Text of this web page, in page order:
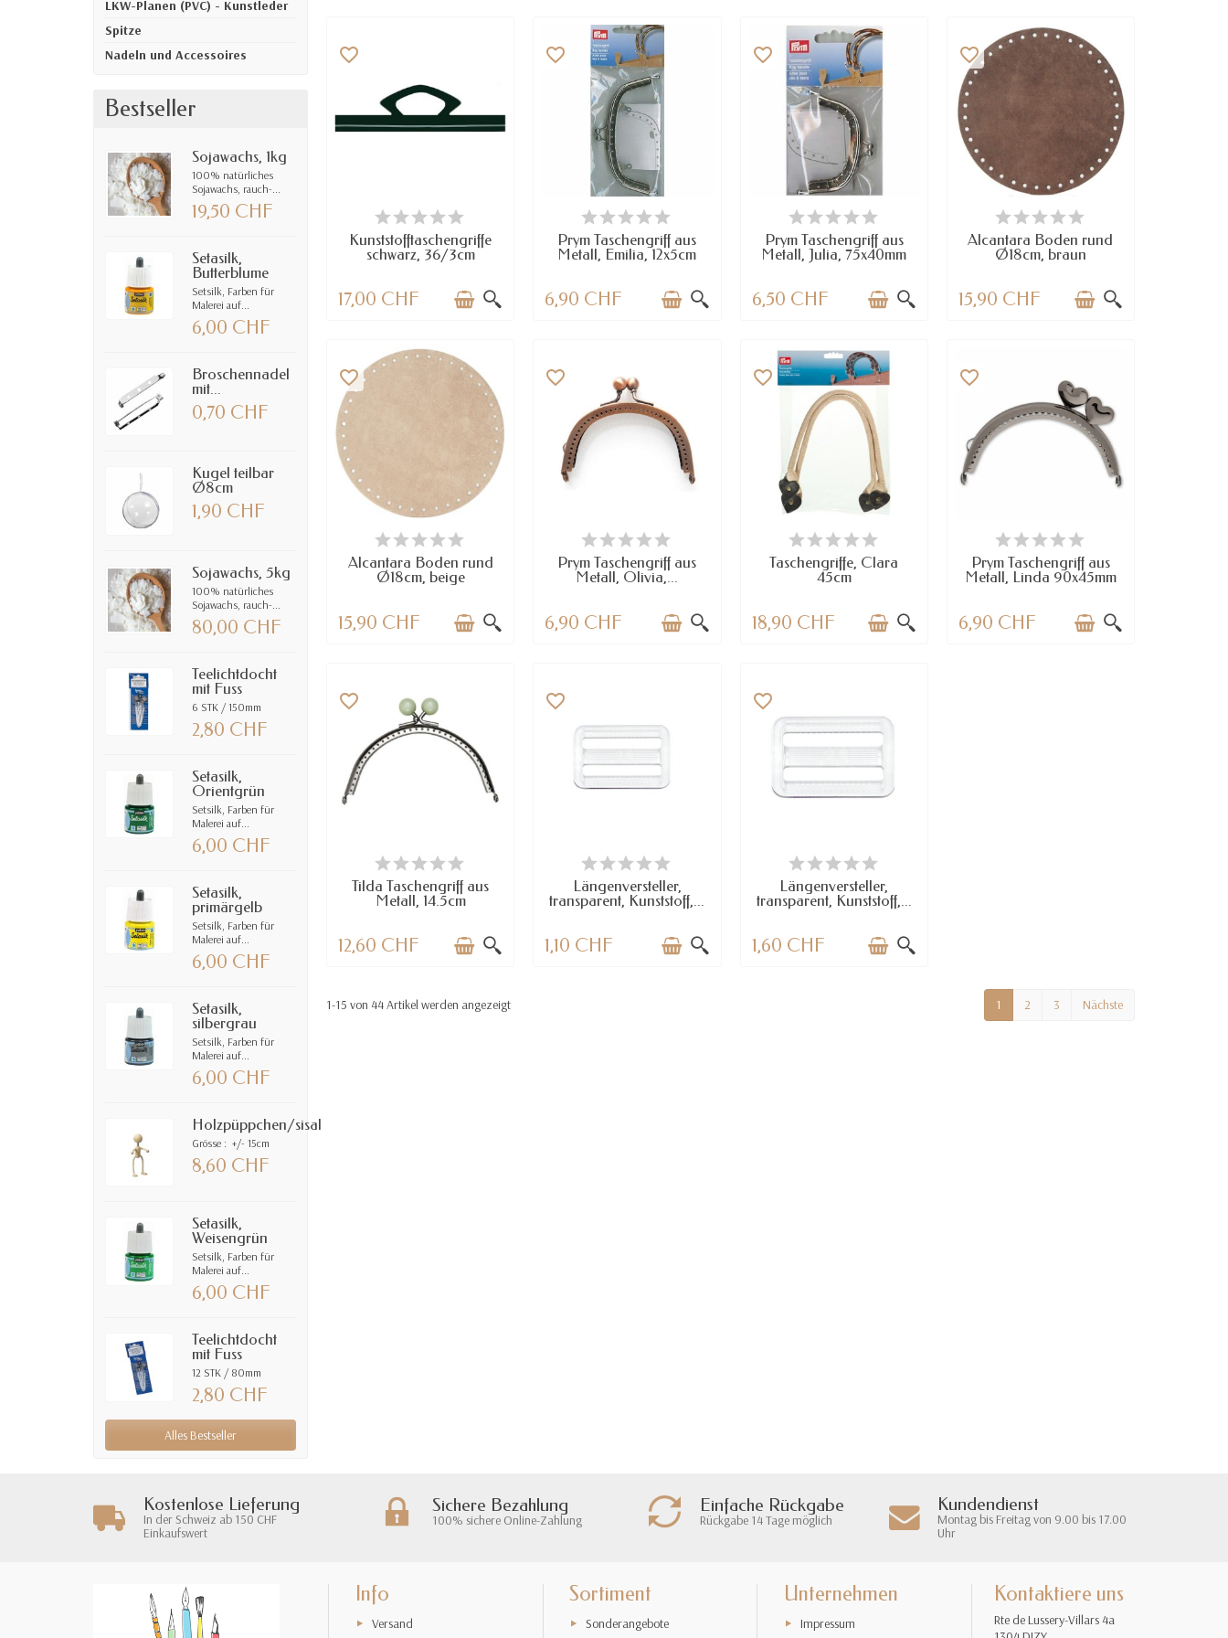
LKW-Planen (PVC) - Kunstleder
Spitze
Nadeln und Accessoires
Bestseller
Sojawachs, 1kg
100% natürliches
Sojawachs, rauch-...
19,50 CHF
Setasilk,
Butterblume
Setsilk, Farben für
Malerei auf...
6,00 CHF
Broschennadel
mit...
0,70 CHF
Kugel teilbar
Ø8cm
1,90 CHF
Sojawachs, 5kg
100% natürliches
Sojawachs, rauch-...
80,00 CHF
Teelichtdocht
mit Fuss
6 STK / 150mm
2,80 CHF
Setasilk,
Orientgrün
Setsilk, Farben für
Malerei auf...
6,00 CHF
Setasilk,
primärgelb
Setsilk, Farben für
Malerei auf...
6,00 CHF
Setasilk,
silbergrau
Setsilk, Farben für
Malerei auf...
6,00 CHF
Holzpüppchen/sisal
Grösse : +/- 15cm
8,60 CHF
Setasilk,
Weisengrün
Setsilk, Farben für
Malerei auf...
6,00 CHF
Teelichtdocht
mit Fuss
12 STK / 80mm
2,80 CHF
Alles Bestseller
NUR NOCH WENIGE TEILE
VERFÜGBAR
favorite_border
Kunststofftaschengriffe
schwarz, 36/3cm
17,00 CHF
VERFÜGBAR
favorite_border
Prym Taschengriff aus
Metall, Emilia, 12x5cm
6,90 CHF
VERFÜGBAR
favorite_border
Prym Taschengriff aus
Metall, Julia, 75x40mm
6,50 CHF
NUR NOCH WENIGE TEILE
VERFÜGBAR
favorite_border
Alcantara Boden rund
Ø18cm, braun
15,90 CHF
NUR NOCH WENIGE TEILE
VERFÜGBAR
favorite_border
Alcantara Boden rund
Ø18cm, beige
15,90 CHF
VERFÜGBAR
favorite_border
Prym Taschengriff aus
Metall, Olivia,...
6,90 CHF
VERFÜGBAR
favorite_border
Taschengriffe, Clara
45cm
18,90 CHF
VERFÜGBAR
favorite_border
Prym Taschengriff aus
Metall, Linda 90x45mm
6,90 CHF
VERFÜGBAR
favorite_border
Tilda Taschengriff aus
Metall, 14.5cm
12,60 CHF
VERFÜGBAR
favorite_border
Längenversteller,
transparent, Kunststoff,...
1,10 CHF
VERFÜGBAR
favorite_border
Längenversteller,
transparent, Kunststoff,...
1,60 CHF
1-15 von 44 Artikel werden angezeigt 1 2 3 Nächste
Kostenlose Lieferung
In der Schweiz ab 150 CHF
Einkaufswert
Sichere Bezahlung
100% sichere Online-Zahlung
Einfache Rückgabe
Rückgabe 14 Tage möglich
Kundendienst
Montag bis Freitag von 9.00 bis 17.00
Uhr
Info
Versand
Sortiment
Sonderangebote
Unternehmen
Impressum
Kontaktiere uns
Rte de Lussery-Villars 4a